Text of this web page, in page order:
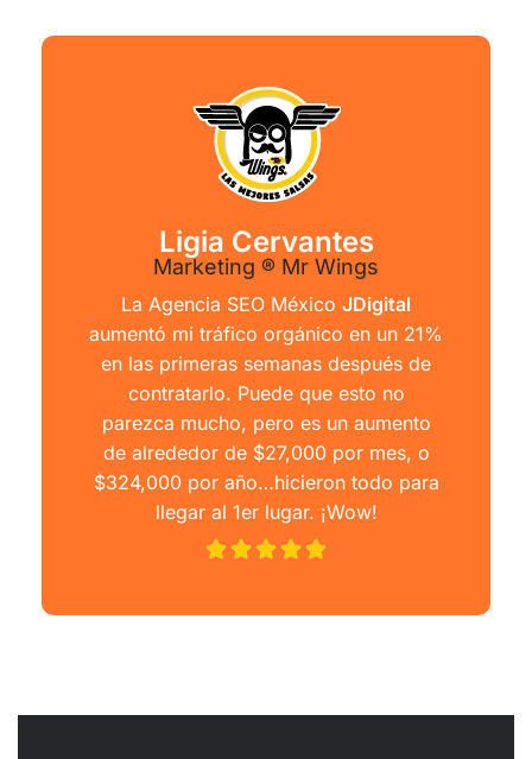
Ligia Cervantes
Marketing ® Mr Wings
La Agencia SEO México JDigital
aumentó mi tráfico orgánico en un 21%
en las primeras semanas después de
contratarlo. Puede que esto no
parezca mucho, pero es un aumento
de alrededor de $27,000 por mes, o
$324,000 por año…hicieron todo para
llegar al 1er lugar. ¡Wow!